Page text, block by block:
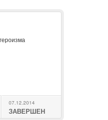
07.12.2014
ЗАВЕРШЕН